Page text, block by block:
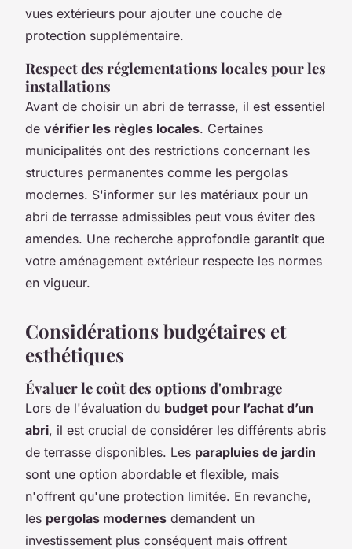
vues extérieurs pour ajouter une couche de
protection supplémentaire.
Respect des réglementations locales pour les
installations
Avant de choisir un abri de terrasse, il est essentiel
de vérifier les règles locales. Certaines
municipalités ont des restrictions concernant les
structures permanentes comme les pergolas
modernes. S'informer sur les matériaux pour un
abri de terrasse admissibles peut vous éviter des
amendes. Une recherche approfondie garantit que
votre aménagement extérieur respecte les normes
en vigueur.
Considérations budgétaires et
esthétiques
Évaluer le coût des options d'ombrage
Lors de l'évaluation du budget pour l’achat d’un
abri, il est crucial de considérer les différents abris
de terrasse disponibles. Les parapluies de jardin
sont une option abordable et flexible, mais
n'offrent qu'une protection limitée. En revanche,
les pergolas modernes demandent un
investissement plus conséquent mais offrent